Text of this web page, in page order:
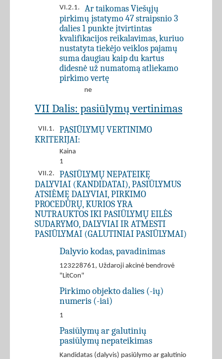
VI.2.1.
Ar taikomas Viešųjų
pirkimų įstatymo 47 straipsnio 3
dalies 1 punkte įtvirtintas
kvalifikacijos reikalavimas, kuriuo
nustatyta tiekėjo veiklos pajamų
suma daugiau kaip du kartus
didesnė už numatomą atliekamo
pirkimo vertę
ne
VII Dalis: pasiūlymų vertinimas
VII.1.
PASIŪLYMŲ VERTINIMO
KRITERIJAI:
Kaina
1
VII.2.
PASIŪLYMŲ NEPATEIKĘ
DALYVIAI (KANDIDATAI), PASIŪLYMUS
ATSIĖMĘ DALYVIAI, PIRKIMO
PROCEDŪRŲ, KURIOS YRA
NUTRAUKTOS IKI PASIŪLYMŲ EILĖS
SUDARYMO, DALYVIAI IR ATMESTI
PASIŪLYMAI (GALUTINIAI PASIŪLYMAI)
Dalyvio kodas, pavadinimas
123228761, Uždaroji akcinė bendrovė
"LitCon"
Pirkimo objekto dalies (-ių)
numeris (-iai)
1
Pasiūlymų ar galutinių
pasiūlymų nepateikimas
Kandidatas (dalyvis) pasiūlymo ar galutinio